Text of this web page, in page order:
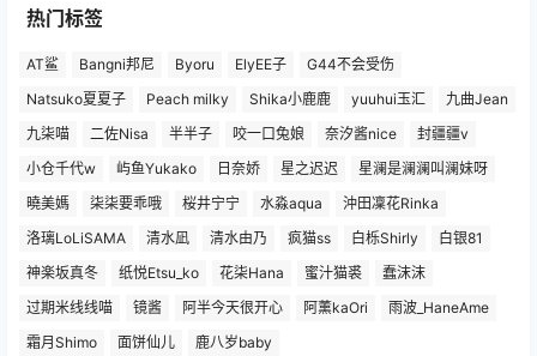
热门标签
AT鲨 Bangni邦尼 Byoru ElyEE子
G44不会受伤
Natsuko夏夏子
Peach milky Shika小鹿鹿 yuuhui玉汇
九曲Jean
九柒喵
二佐Nisa 半半子 咬一口兔娘 奈汐酱nice
封疆疆v
小仓千代w
屿鱼Yukako 日奈娇 星之迟迟
星澜是澜澜叫澜妹呀
曉美媽
柒柒要乖哦 桜井宁宁 水淼aqua
沖田凜花Rinka
洛璃LoLiSAMA
清水凪 清水由乃 疯猫ss 白栎Shirly
白银81
神楽坂真冬
纸悦Etsu_ko 花柒Hana 蜜汁猫裘
蠢沫沫
过期米线线喵
镜酱 阿半今天很开心 阿薰kaOri
雨波_HaneAme
霜月Shimo
面饼仙儿 鹿八岁baby